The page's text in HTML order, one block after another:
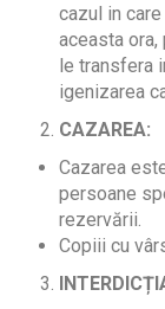
cazul in
aceasta
le transfera
igenizarea
CAZAREA:
Cazarea
persoane
rezervării.
Copiii cu